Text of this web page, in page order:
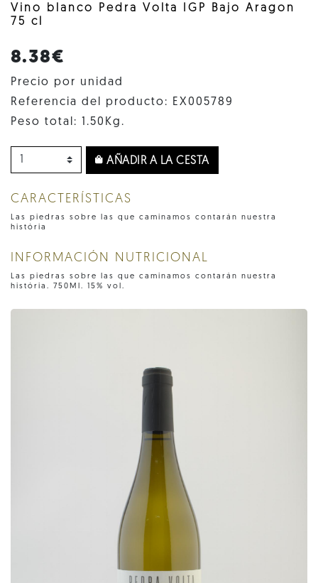
Vino blanco Pedra Volta IGP Bajo Aragon
75 cl
8.38€
Precio por unidad
Referencia del producto: EX005789
Peso total: 1.50Kg.
AÑADIR A LA CESTA
CARACTERÍSTICAS
Las piedras sobre las que caminamos contarán nuestra
história
INFORMACIÓN NUTRICIONAL
Las piedras sobre las que caminamos contarán nuestra
história. 750Ml. 15% vol.
SELECCIONAR IDIOMA : ES